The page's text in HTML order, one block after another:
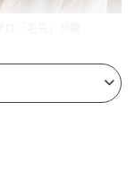
ヘアが主流。毛
アスタイルに